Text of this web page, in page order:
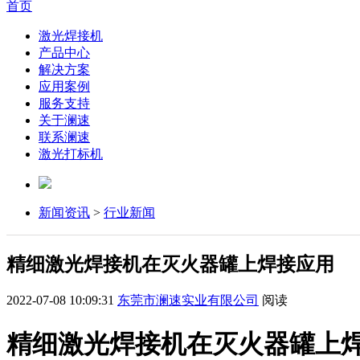
首页
激光焊接机
产品中心
解决方案
应用案例
服务支持
关于澜速
联系澜速
激光打标机
新闻资讯 > 行业新闻
精细激光焊接机在灭火器罐上焊接应用
2022-07-08 10:09:31 东莞市澜速实业有限公司 阅读
精细激光焊接机在灭火器罐上